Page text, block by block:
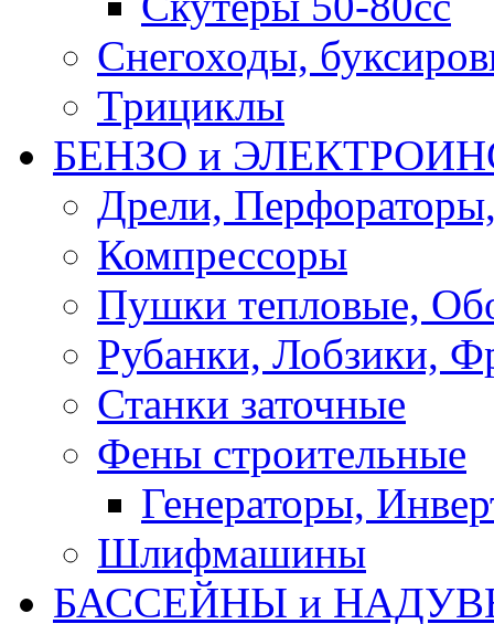
Снегоходы,
Трициклы
БЕНЗО и
Дрели,
Компрессоры
Пушки тепловые,
Рубанки, Лобзики,
Станки заточные
Фены строительные
Генераторы,
Шлифмашины
БАССЕЙНЫ и